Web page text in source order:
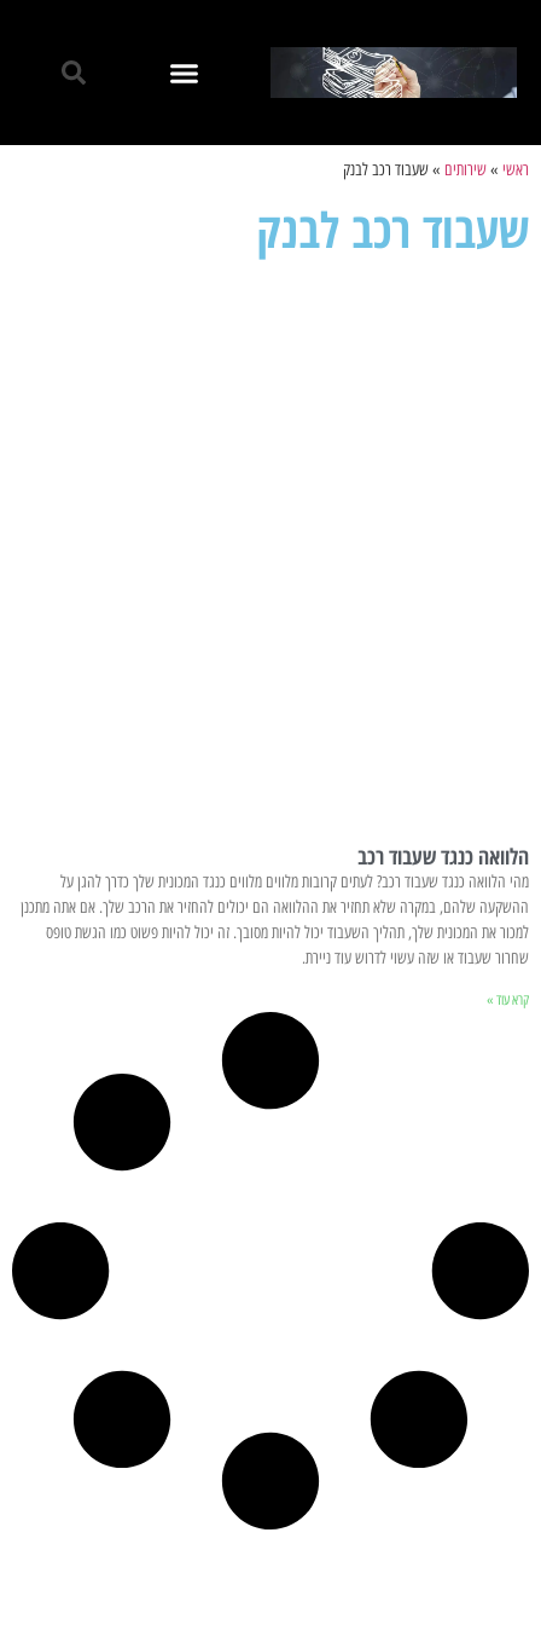
ראשי »שירותים »שעבוד רכב לבנק
שעבוד רכב לבנק
הלוואה כנגד שעבוד רכב
מהי הלוואה כנגד שעבוד רכב? לעתים קרובות מלווים מלווים כנגד המכונית שלך כדרך להגן על
ההשקעה שלהם, במקרה שלא תחזיר את ההלוואה הם יכולים להחזיר את הרכב שלך. אם אתה מתכנן
למכור את המכונית שלך, תהליך השעבוד יכול להיות מסובך. זה יכול להיות פשוט כמו הגשת טופס
שחרור שעבוד או שזה עשוי לדרוש עוד ניירת.
קרא עוד »